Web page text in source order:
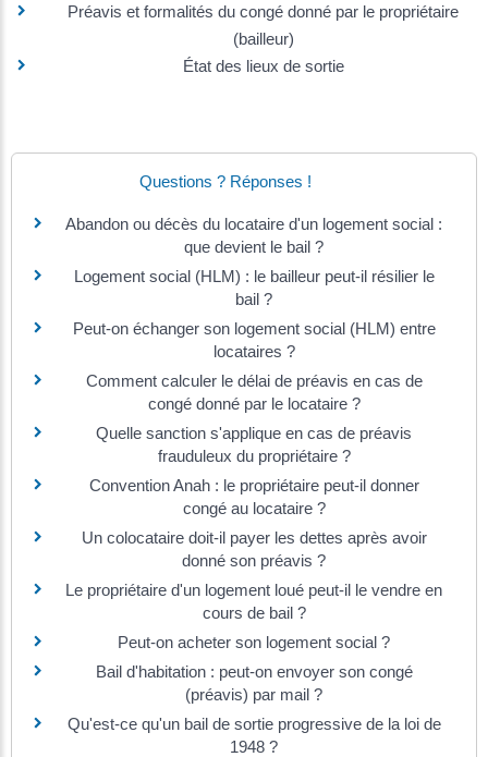
Préavis et formalités du congé donné par le propriétaire
(bailleur)
État des lieux de sortie
Questions ? Réponses !
Abandon ou décès du locataire d'un logement social :
que devient le bail ?
Logement social (HLM) : le bailleur peut-il résilier le
bail ?
Peut-on échanger son logement social (HLM) entre
locataires ?
Comment calculer le délai de préavis en cas de
congé donné par le locataire ?
Quelle sanction s'applique en cas de préavis
frauduleux du propriétaire ?
Convention Anah : le propriétaire peut-il donner
congé au locataire ?
Un colocataire doit-il payer les dettes après avoir
donné son préavis ?
Le propriétaire d'un logement loué peut-il le vendre en
cours de bail ?
Peut-on acheter son logement social ?
Bail d'habitation : peut-on envoyer son congé
(préavis) par mail ?
Qu'est-ce qu'un bail de sortie progressive de la loi de
1948 ?